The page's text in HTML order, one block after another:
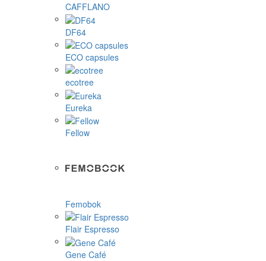
CAFFLANO
DF64
ECO capsules
ecotree
Eureka
Fellow
Femobok
Flair Espresso
Gene Café